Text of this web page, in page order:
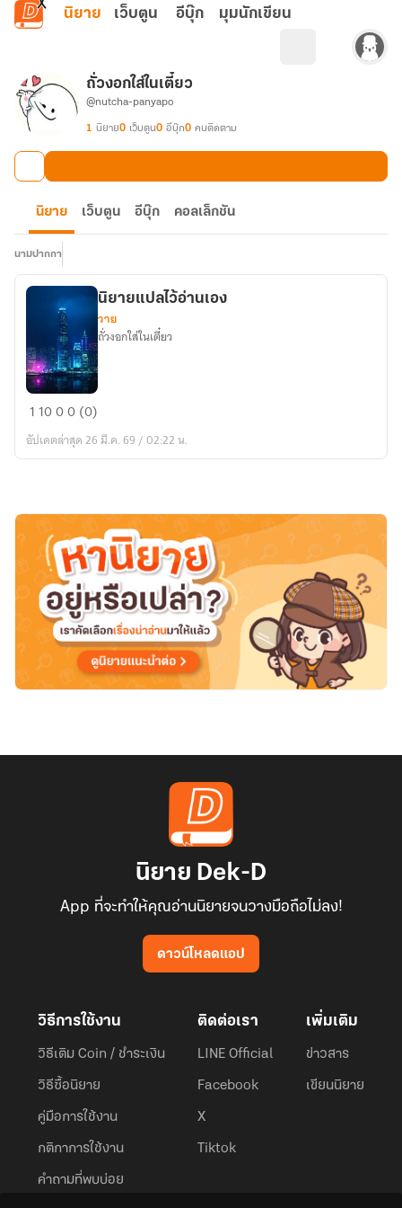
ข้ามไปยังเนื้อหาหลัก
นิยาย เว็บตูน อีบุ๊ก มุมนักเขียน
ถั่วงอกใส่ในเตี๋ยว
@nutcha-panyapo
1 นิยาย0 เว็บตูน0 อีบุ๊ก0 คนติดตาม
นิยาย เว็บตูน อีบุ๊ก คอลเล็กชัน
นามปากกา
นิยาย
ไว้
นิยายแปลไว้อ่านเอง
วาย
ถั่วงอกใส่ในเตี๋ยว
1 1000 (0)
อัปเดตล่าสุด 26 มี.ค. 69 / 02:22 น.
นิยาย Dek-D
App ที่จะทำให้คุณอ่านนิยายจนวางมือถือไม่ลง!
ดาวน์โหลดแอป
วิธีการใช้งาน
วิธีเติม Coin / ชำระเงิน
วิธีซื้อนิยาย
คู่มือการใช้งาน
กติกาการใช้งาน
คำถามที่พบบ่อย
ติดต่อเรา
LINE Official
Facebook
X
Tiktok
เพิ่มเติม
ข่าวสาร
เขียนนิยาย